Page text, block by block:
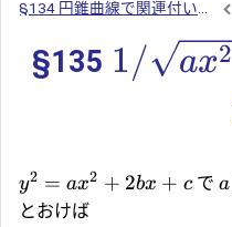
§135 1/ ax2
y2 = ax2 + 2bx + cで a
とおけば